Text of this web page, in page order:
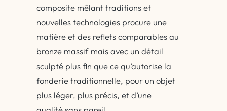
composite mêlant traditions et
nouvelles technologies procure une
matière et des reflets comparables au
bronze massif mais avec un détail
sculpté plus fin que ce qu’autorise la
fonderie traditionnelle, pour un objet
plus léger, plus précis, et d’une